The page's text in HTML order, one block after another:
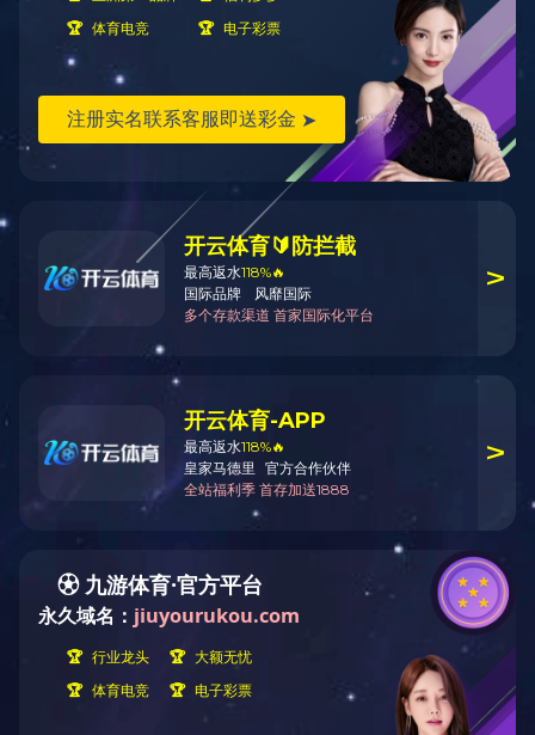
AR眼镜
AR眼镜
主要参数:
光学：透明棱镜，1080*720P分辨率，53°对角线
FOV
传感器：IMU 9轴(加速传感器，磁力传感器，陀
螺仪传感器)，5MP RGB相机，5MP红外探测相
机，红外线灯
输入：语音支持，手势，触摸
连通性：立体声扬声器，USB-C兼容显示器端